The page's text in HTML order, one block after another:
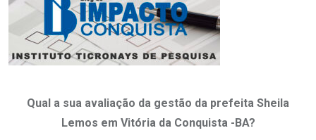
Qual a sua avaliação da gestão da prefeita Sheila
Lemos em Vitória da Conquista -BA?